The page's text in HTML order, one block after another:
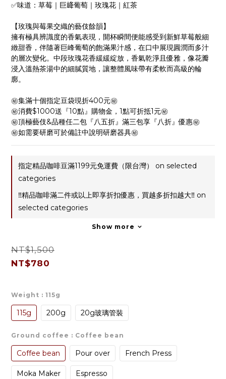
✅味道：草莓｜巨𡶶葡萄｜玫瑰花｜紅茶
【玫瑰與莓果交織的藝伎餘韻】
擁有極具辨識度的香氣表現，開杯瞬間便能感受到新鮮草莓般細
緻甜香，伴隨著巨峰葡萄的飽滿果汁感，在口中展現圓潤而多汁
的層次變化。中段玫瑰花香緩緩綻放，香氣乾淨且優雅，像花瓣
浸入溫熱茶湯中的細膩質地，讓整體風味帶有柔軟而高級的輪
廓。
㊙️集滿十個指定豆袋現折400元㊙️
㊙️消費$1000送『10點』購物金，1點可折抵1元㊙️
㊙️頂極藝伎&品種任二包『八五折』滿三包享『八折』優惠㊙️
㊙️如需要研磨可於備註中說明研磨器具㊙️
指定精品咖啡豆滿1199元免運費（限台灣） on selected
categories
‼️精品咖啡滿二件或以上即享折扣優惠，買越多折扣越大‼️ on
selected categories
Show more
NT$1,500
NT$780
Weight : 115g
115g 200g 20g玻璃管裝
Ground coffee : Coffee bean
Coffee bean Pour over French Press
Moka Maker Espresso